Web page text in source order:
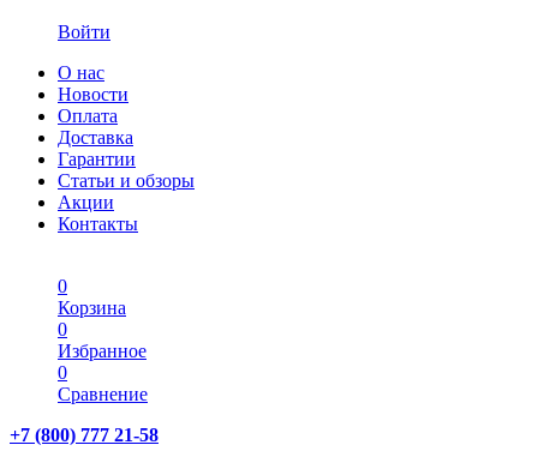
Войти
О нас
Новости
Оплата
Доставка
Гарантии
Статьи и обзоры
Акции
Контакты
0
Корзина
0
Избранное
0
Сравнение
+7 (800) 777 21-58